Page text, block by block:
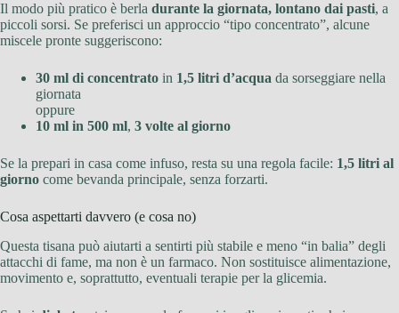
Il modo più pratico è berla durante la giornata, lontano dai pasti, a
piccoli sorsi. Se preferisci un approccio “tipo concentrato”, alcune
miscele pronte suggeriscono:
30 ml di concentrato in 1,5 litri d’acqua da sorseggiare nella
giornata
oppure
10 ml in 500 ml, 3 volte al giorno
Se la prepari in casa come infuso, resta su una regola facile: 1,5 litri al
giorno come bevanda principale, senza forzarti.
Cosa aspettarti davvero (e cosa no)
Questa tisana può aiutarti a sentirti più stabile e meno “in balia” degli
attacchi di fame, ma non è un farmaco. Non sostituisce alimentazione,
movimento e, soprattutto, eventuali terapie per la glicemia.